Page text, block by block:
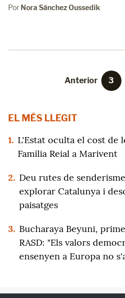
Por Nora Sánchez Oussedik
Anterior 3
EL MÉS LLEGIT
1. L'Estat oculta el cost de
Família Reial a Marivent
2. Deu rutes de
explorar Catalunya i
paisatges
3. Bucharaya Beyuni,
RASD: "Els valors
ensenyen a Europa no